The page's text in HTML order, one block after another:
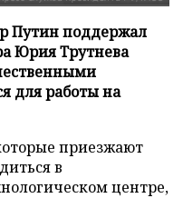
Путин поддержал
Юрия Трутнева
для работы на
приезжают
в
центре,